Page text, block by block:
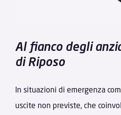
Al fianco degli
di Riposo
In situazioni di emergenza
uscite non previste, che